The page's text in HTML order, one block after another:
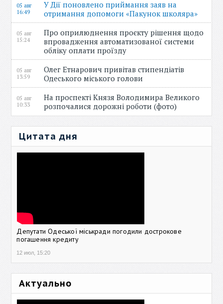
05 авг
16:49
У Дії поновлено приймання заяв на
отримання допомоги «Пакунок школяра»
05 авг
15:24
Про оприлюднення проєкту рішення щодо
впровадження автоматизованої системи
обліку оплати проїзду
05 авг
13:59
Олег Етнарович привітав стипендіатів
Одеського міського голови
05 авг
10:33
На проспекті Князя Володимира Великого
розпочалися дорожні роботи (фото)
Цитата дня
Депутати Одеської міськради погодили дострокове
погашення кредиту
12 июл, 15:20
Актуально